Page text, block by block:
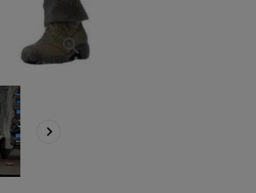

